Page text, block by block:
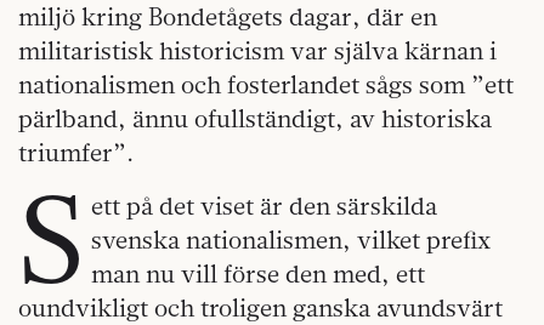
miljö kring Bondetågets dagar, där en
militaristisk historicism var själva kärnan i
nationalismen och fosterlandet sågs som ”ett
pärlband, ännu ofullständigt, av historiska
triumfer”.
S ett på det viset är den särskilda
svenska nationalismen, vilket prefix
man nu vill förse den med, ett
oundvikligt och troligen ganska avundsvärt